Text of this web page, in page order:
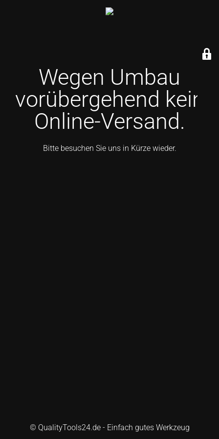
Wegen Umbau
vorübergehend kein
Online-Versand.
Bitte besuchen Sie uns in Kürze wieder.
© QualityTools24.de - Einfach gutes Werkzeug